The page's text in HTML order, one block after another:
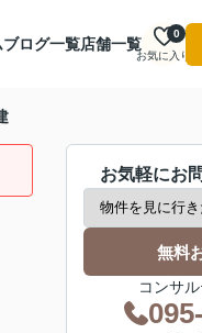
ブログ一覧店舗一覧
お気に入り
0
お気軽にお
無料
コンサ